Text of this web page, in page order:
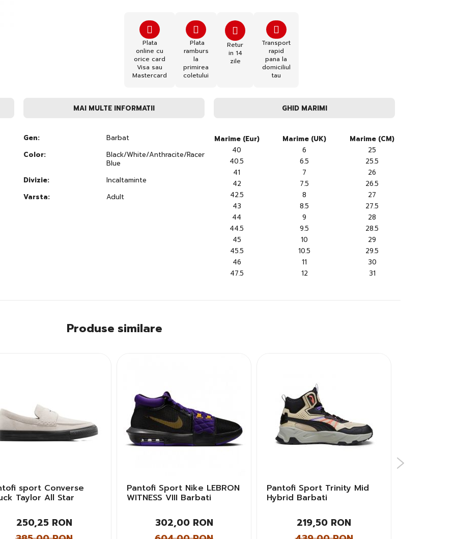
Plata
online cu
orice card
Visa sau
Mastercard
Plata
ramburs
la
primirea
coletului
Retur
in 14
zile
Transport
rapid
pana la
domiciliul
tau
MAI MULTE INFORMATII
Gen:
Barbat
Color:
Black/White/Anthracite/Racer
Blue
Divizie:
Incaltaminte
Varsta:
Adult
GHID MARIMI
Marime (Eur) Marime (UK)
Marime (CM)
40
6
25
40.5
6.5
25.5
41
7
26
42
7.5
26.5
42.5
8
27
43
8.5
27.5
44
9
28
44.5
9.5
28.5
45
10
29
45.5
10.5
29.5
46
11
30
47.5
12 31
Produse similare
sport Converse
Taylor All Star
250,25 RON
Pantofi Sport Nike LEBRON
WITNESS VIII Barbati
302,00 RON
Pantofi Sport Trinity Mid
Hybrid Barbati
219,50 RON